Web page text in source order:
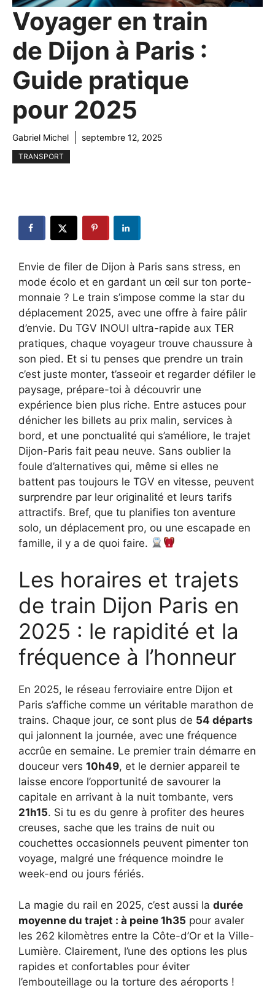
Voyager en train
de Dijon à Paris :
Guide pratique
pour 2025
Gabriel Michel septembre 12, 2025
TRANSPORT
Envie de filer de Dijon à Paris sans stress, en
mode écolo et en gardant un œil sur ton porte-
monnaie ? Le train s’impose comme la star du
déplacement 2025, avec une offre à faire pâlir
d’envie. Du TGV INOUI ultra-rapide aux TER
pratiques, chaque voyageur trouve chaussure à
son pied. Et si tu penses que prendre un train
c’est juste monter, t’asseoir et regarder défiler le
paysage, prépare-toi à découvrir une
expérience bien plus riche. Entre astuces pour
dénicher les billets au prix malin, services à
bord, et une ponctualité qui s’améliore, le trajet
Dijon-Paris fait peau neuve. Sans oublier la
foule d’alternatives qui, même si elles ne
battent pas toujours le TGV en vitesse, peuvent
surprendre par leur originalité et leurs tarifs
attractifs. Bref, que tu planifies ton aventure
solo, un déplacement pro, ou une escapade en
famille, il y a de quoi faire.
Les horaires et trajets
de train Dijon Paris en
2025 : le rapidité et la
fréquence à l’honneur
En 2025, le réseau ferroviaire entre Dijon et
Paris s’affiche comme un véritable marathon de
trains. Chaque jour, ce sont plus de 54 départs
qui jalonnent la journée, avec une fréquence
accrûe en semaine. Le premier train démarre en
douceur vers 10h49, et le dernier appareil te
laisse encore l’opportunité de savourer la
capitale en arrivant à la nuit tombante, vers
21h15. Si tu es du genre à profiter des heures
creuses, sache que les trains de nuit ou
couchettes occasionnels peuvent pimenter ton
voyage, malgré une fréquence moindre le
week-end ou jours fériés.
La magie du rail en 2025, c’est aussi la durée
moyenne du trajet : à peine 1h35 pour avaler
les 262 kilomètres entre la Côte-d’Or et la Ville-
Lumière. Clairement, l’une des options les plus
rapides et confortables pour éviter
l’embouteillage ou la torture des aéroports !